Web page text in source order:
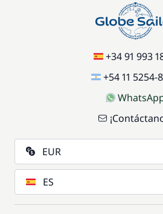
+34 91 993
+54 11 5254-
EUR
ES